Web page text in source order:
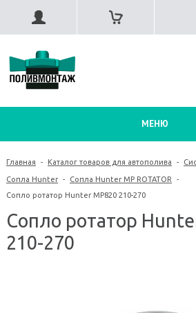
МЕНЮ
Главная - Каталог товаров для автополива -
Сопла Hunter - Сопла Hunter MP ROTATOR
-
Сопло ротатор Hunter MP820 210-270
Сопло ротатор
210-270